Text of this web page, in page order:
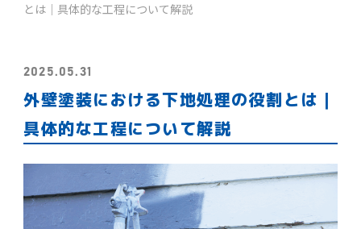
とは｜具体的な工程について解説
2025.05.31
外壁塗装における下地処理の役割とは｜
具体的な工程について解説